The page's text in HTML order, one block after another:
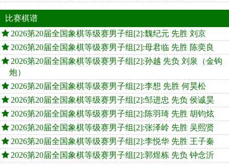
比赛棋谱
2026第20届全国象棋等级赛男子组[2]:魏纪元 先胜 刘京
2026第20届全国象棋等级赛男子组[2]:母君临 先胜 陈奕良
2026第20届全国象棋等级赛男子组[2]:孙越 先负 刘泉（金钩
炮）
2026第20届全国象棋等级赛男子组[2]:李想 先胜 何昊松
2026第20届全国象棋等级赛男子组[2]:邹进忠 先负 侯诚昊
2026第20届全国象棋等级赛男子组[2]:陈羽琦 先胜 胡钧炫
2026第20届全国象棋等级赛男子组[2]:张泽岭 先胜 吴熙贤
2026第20届全国象棋等级赛男子组[2]:李悦华 先胜 王子秦
2026第20届全国象棋等级赛男子组[2]:郭煜栋 先负 钟念沂